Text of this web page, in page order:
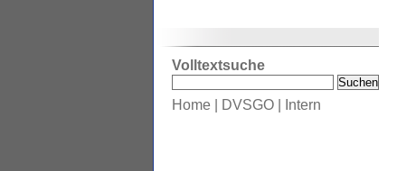
Volltextsuche
Home DVSGO Intern